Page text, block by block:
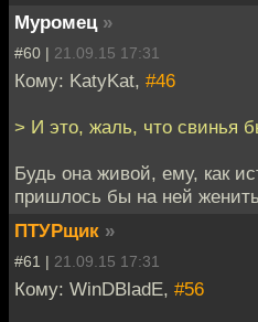
Муромец »
#60 | 21.09.15 17:31
Кому: KatyKat, #46
> И это, жаль, что свинья
Будь она живой, ему, как
пришлось бы на ней
ПТУРщик »
#61 | 21.09.15 17:31
Кому: WinDBladE, #56